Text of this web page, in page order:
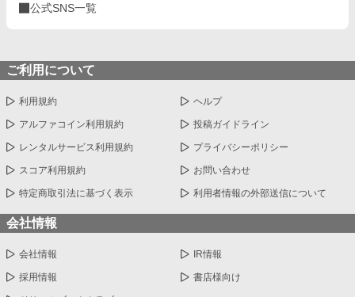
公式SNS一覧
ご利用について
利用規約 ヘルプ
アルファコイン利用規約 投稿ガイドライン
レンタルサービス利用規約 プライバシーポリシー
スコア利用規約 お問い合わせ
特定商取引法に基づく表示 利用者情報の外部送信について
会社情報
会社情報 IR情報
採用情報 書店様向け